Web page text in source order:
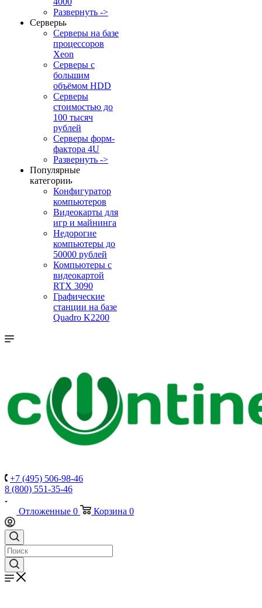
Развернуть ->
Серверы
Серверы на базе
процессоров
Xeon
Серверы с
большим
объёмом HDD
Серверы
стоимостью до
100 тысяч
рублей
Серверы форм-
фактора 4U
Развернуть ->
Популярные
категории
Конфигуратор
компьютеров
Видеокарты для
игр и майнинга
Недорогие
компьютеры до
50000 рублей
Компьютеры с
видеокартой
RTX 3090
Графические
станции на базе
Quadro K2200
+7 (495) 506-98-46
8 (800) 551-35-46
Отложенные 0 Корзина 0